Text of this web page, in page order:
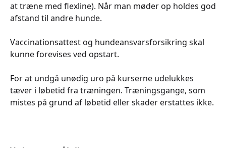
at træne med flexline). Når man møder op holdes god
afstand til andre hunde.
Vaccinationsattest og hundeansvarsforsikring skal
kunne forevises ved opstart.
For at undgå unødig uro på kurserne udelukkes
tæver i løbetid fra træningen. Træningsgange, som
mistes på grund af løbetid eller skader erstattes ikke.